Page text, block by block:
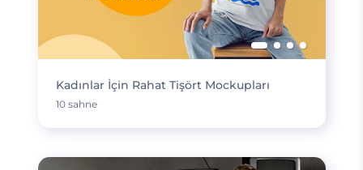
Kadınlar İçin Rahat Tişört Mockupları
10 sahne